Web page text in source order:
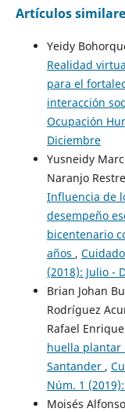
Artículos
Yeidy
Realidad
para el
interacción
Ocupación
Diciembre
Yusneidy
Naranjo
Influencia de
desempeño
bicentenario
años ,
(2018): Julio -
Brian Johan
Rodríguez
Rafael
huella plantar
Santander ,
Núm. 1
Moisés